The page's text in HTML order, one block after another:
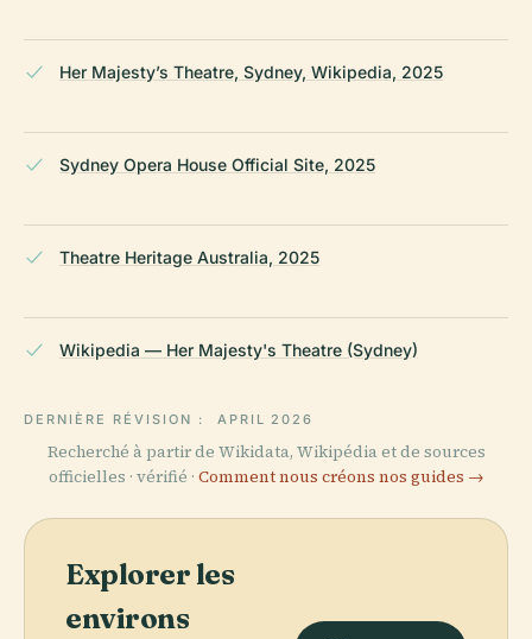
Her Majesty’s Theatre, Sydney, Wikipedia, 2025
Sydney Opera House Official Site, 2025
Theatre Heritage Australia, 2025
Wikipedia — Her Majesty's Theatre (Sydney)
DERNIÈRE RÉVISION : APRIL 2026
Recherché à partir de Wikidata, Wikipédia et de sources
officielles · vérifié · Comment nous créons nos guides →
Explorer les
environs